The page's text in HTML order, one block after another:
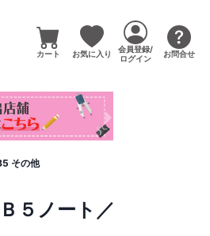
カート お気に入り
会員登録/
ログイン
お問合せ
その他
５ノート／